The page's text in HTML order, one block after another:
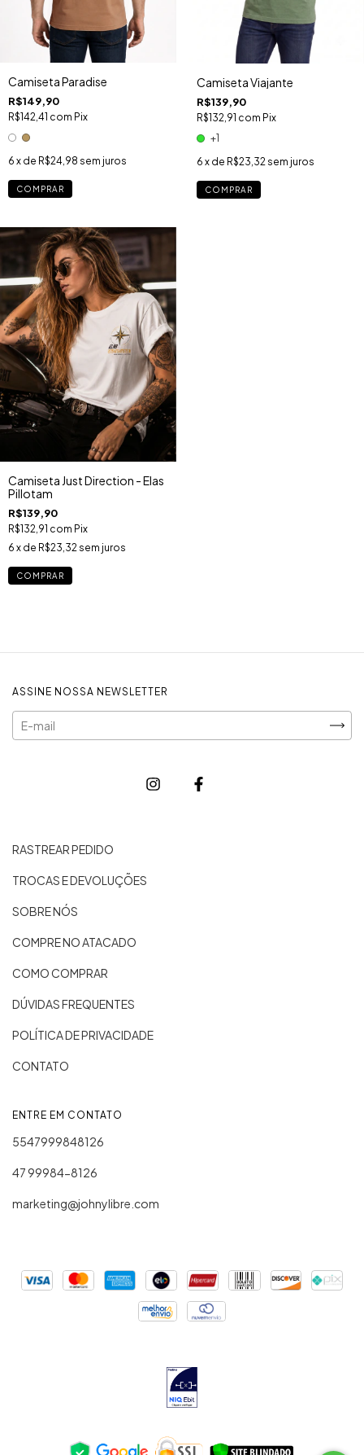
Camiseta Paradise
R$149,90
R$142,41 com Pix
6 x de R$24,98 sem juros
COMPRAR
Camiseta Viajante
R$139,90
R$132,91 com Pix
+1
6 x de R$23,32 sem juros
COMPRAR
Camiseta Just Direction - Elas
Pillotam
R$139,90
R$132,91 com Pix
6 x de R$23,32 sem juros
COMPRAR
ASSINE NOSSA NEWSLETTER
RASTREAR PEDIDO
TROCAS E DEVOLUÇÕES
SOBRE NÓS
COMPRE NO ATACADO
COMO COMPRAR
DÚVIDAS FREQUENTES
POLÍTICA DE PRIVACIDADE
CONTATO
ENTRE EM CONTATO
5547999848126
47 99984-8126
marketing@johnylibre.com